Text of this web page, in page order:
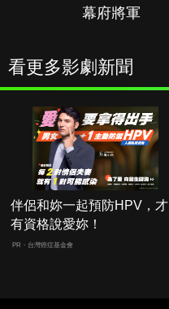
幕府將軍
看更多影劇新聞
伴侶和妳一起預防HPV，才
有資格說愛妳！
PR・台灣癌症基金會